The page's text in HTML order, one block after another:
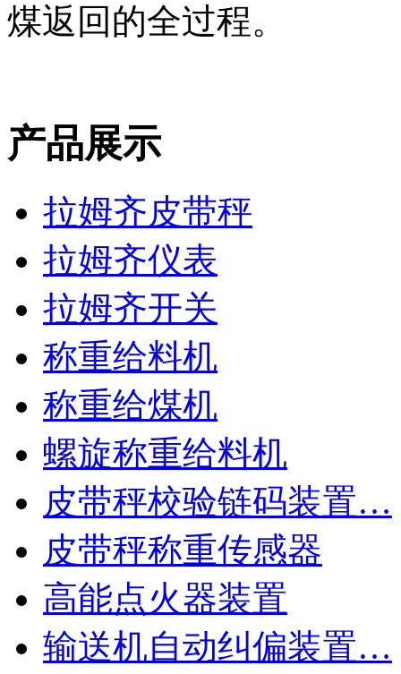
煤返回的全过程。
产品展示
拉姆齐皮带秤
拉姆齐仪表
拉姆齐开关
称重给料机
称重给煤机
螺旋称重给料机
皮带秤校验链码装置…
皮带秤称重传感器
高能点火器装置
输送机自动纠偏装置…